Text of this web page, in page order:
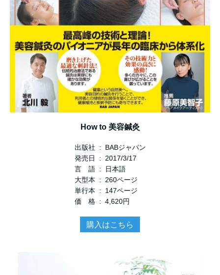
How to 美容鍼灸
出版社 ‏ : ‎ BABジャパン
発売日 ‏ : ‎ 2017/3/17
言 語 ‏ : ‎ 日本語
大型本 ‏ : ‎ 260ページ
単行本 ‏ : ‎ 147ページ
価 格 ‏ : ‎ 4,620円
購入はこちら